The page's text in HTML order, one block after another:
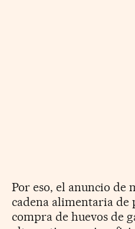
Por eso, el anuncio de
cadena alimentaria de
compra de huevos de